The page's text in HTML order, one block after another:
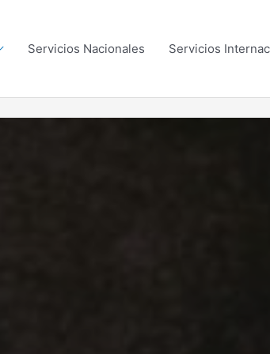
Servicios Nacionales Servicios